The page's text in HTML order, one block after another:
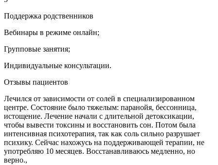
Поддержка родственников
Вебинары в режиме онлайн;
Групповые занятия;
Индивидуальные консультации.
Отзывы пациентов
Лечился от зависимости от солей в специализированном
центре. Состояние было тяжелым: паранойя, бессонница,
истощение. Лечение начали с длительной детоксикации,
чтобы вывести токсины и восстановить сон. Потом была
интенсивная психотерапия, так как соль сильно разрушает
психику. Сейчас нахожусь на поддерживающей терапии, не
употребляю 10 месяцев. Восстанавливаюсь медленно, но
верно.,